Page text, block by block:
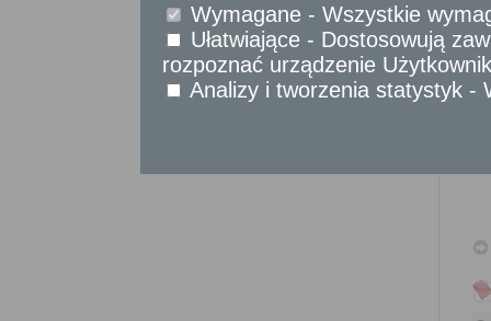
urzędów
Wymagane - Wszystkie
Ułatwiające - Dostosowują
rozpoznać urządzenie
Analizy i tworzenia statystyk -